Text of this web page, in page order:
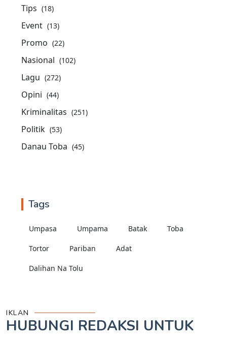
Tips (18)
Event (13)
Promo (22)
Nasional (102)
Lagu (272)
Opini (44)
Kriminalitas (251)
Politik (53)
Danau Toba (45)
Tags
Umpasa Umpama Batak Toba
Tortor Pariban Adat
Dalihan Na Tolu
IKLAN
HUBUNGI REDAKSI UNTUK